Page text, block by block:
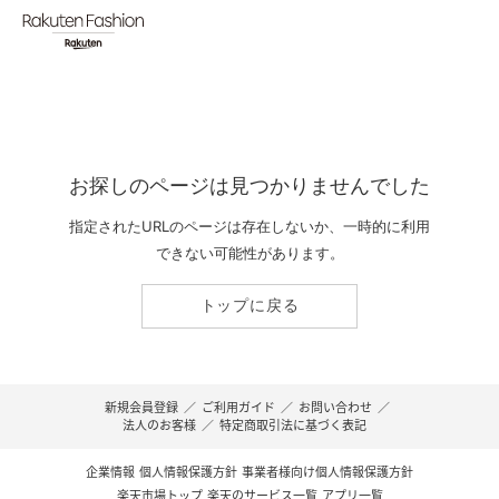
お探しのページは見つかりませんでした
指定されたURLのページは存在しないか、一時的に利用
できない可能性があります。
トップに戻る
新規会員登録 ／ ご利用ガイド ／ お問い合わせ ／
法人のお客様 ／ 特定商取引法に基づく表記
企業情報 個人情報保護方針 事業者様向け個人情報保護方針
楽天市場トップ 楽天のサービス一覧 アプリ一覧